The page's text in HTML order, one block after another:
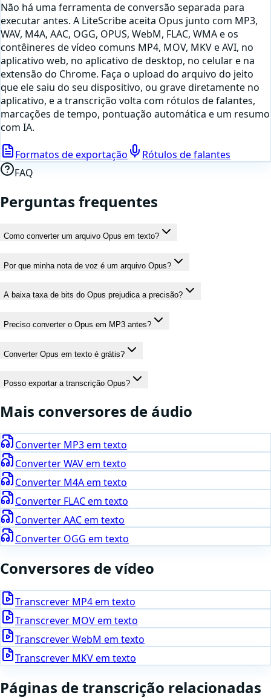
Não há uma ferramenta de conversão separada para
executar antes. A LiteScribe aceita Opus junto com MP3,
WAV, M4A, AAC, OGG, OPUS, WebM, FLAC, WMA e os
contêineres de vídeo comuns MP4, MOV, MKV e AVI, no
aplicativo web, no aplicativo de desktop, no celular e na
extensão do Chrome. Faça o upload do arquivo do jeito
que ele saiu do seu dispositivo, ou grave diretamente no
aplicativo, e a transcrição volta com rótulos de falantes,
marcações de tempo, pontuação automática e um resumo
com IA.
Formatos de exportação
Rótulos de falantes
FAQ
Perguntas frequentes
Como converter um arquivo Opus em texto?
Por que minha nota de voz é um arquivo Opus?
A baixa taxa de bits do Opus prejudica a precisão?
Preciso converter o Opus em MP3 antes?
Converter Opus em texto é grátis?
Posso exportar a transcrição Opus?
Mais conversores de áudio
Converter MP3em texto
ConverterWAVem texto
Converter M4Aem texto
Converter FLACem texto
ConverterAACem texto
Converter OGG em texto
Conversores de vídeo
Transcrever MP4em texto
Transcrever MOVem texto
TranscreverWebM em texto
Transcrever MKVem texto
Páginas de transcrição relacionadas